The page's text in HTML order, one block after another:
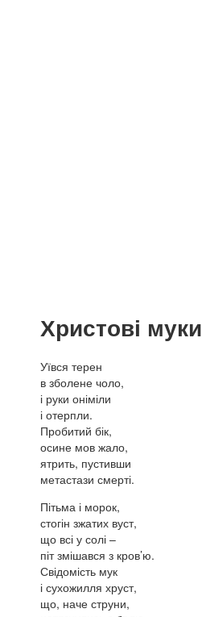
Христові муки
Уївся терен
в зболене чоло,
і руки оніміли
і отерпли.
Пробитий бік,
осине мов жало,
ятрить, пустивши
метастази смерті.
Пітьма і морок,
стогін зжатих вуст,
що всі у солі –
піт змішався з кров’ю.
Свідомість мук
і сухожилля хруст,
що, наче струни,